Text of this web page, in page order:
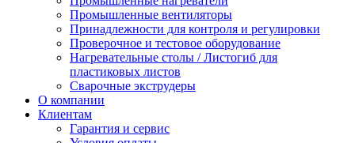
Промышленные вентиляторы
Принадлежности для контроля и регулировки
Проверочное и тестовое оборудование
Нагревательные столы / Листогиб для
пластиковых листов
Сварочные экструдеры
О компании
Клиентам
Гарантия и сервис